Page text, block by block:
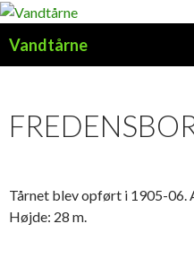
Vandtårne
Tårnet blev opført i 1905-06.
Højde: 28 m.